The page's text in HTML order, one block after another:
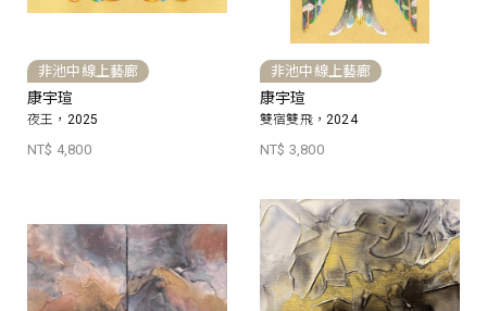
非池中線上藝廊
康宇瑄
夜王，2025
NT$ 4,800
非池中線上藝廊
康宇瑄
雙宿雙飛，2024
NT$ 3,800